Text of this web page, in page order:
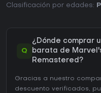
Clasificación por edades:
Q
¿Dónde comprar
barata de
Remastered?
Gracias a nuestro
descuento verificados,